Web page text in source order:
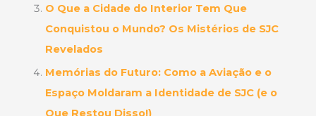
O Que a Cidade do Interior Tem Que
Conquistou o Mundo? Os Mistérios de SJC
Revelados
Memórias do Futuro: Como a Aviação e o
Espaço Moldaram a Identidade de SJC (e o
Que Restou Disso!)